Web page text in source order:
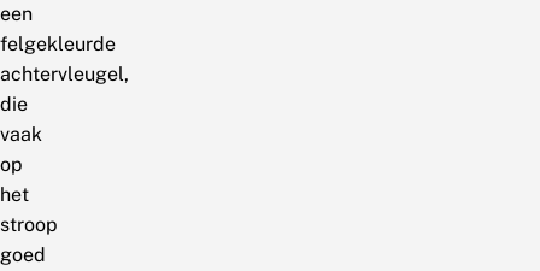
een
felgekleurde
achtervleugel,
die
vaak
op
het
stroop
goed